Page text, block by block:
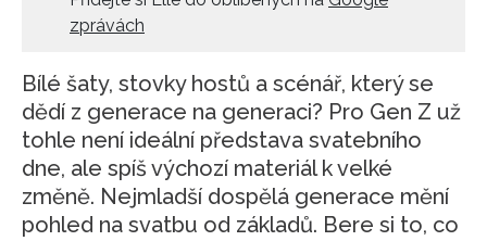
zprávách
Bílé šaty, stovky hostů a scénář, který se
dědí z generace na generaci? Pro Gen Z už
tohle není ideální představa svatebního
dne, ale spíš výchozí materiál k velké
změně. Nejmladší dospělá generace mění
pohled na svatbu od základů. Bere si to, co